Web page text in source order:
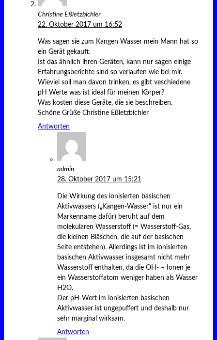
Christine Eßletzbichler
22. Oktober 2017 um 16:52
Was sagen sie zum Kangen Wasser mein Mann hat so
ein Gerät gekauft.
Ist das ähnlich ihren Geräten, kann nur sagen einige
Erfahrungsberichte sind so verlaufen wie bei mir.
Wieviel soll man davon trinken, es gibt veschiedene
pH Werte was ist ideal für meinen Körper?
Was kosten diese Geräte, die sie beschreiben.
Schöne Grüße Christine Eßletzbichler
Antworten
admin
28. Oktober 2017 um 15:21
Die Wirkung des ionisierten basischen
Aktivwassers („Kangen-Wasser“ ist nur ein
Markenname dafür) beruht auf dem
molekularen Wasserstoff (= Wasserstoff-Gas,
die kleinen Bläschen, die auf der basischen
Seite entstehen). Allerdings ist im ionisierten
basischen Aktivwasser insgesamt nicht mehr
Wasserstoff enthalten, da die OH- – Ionen je
ein Wasserstoffatom weniger haben als Wasser
H2O.
Der pH-Wert im ionisierten basischen
Aktivwasser ist ungepuffert und deshalb nur
sehr marginal wirksam.
Antworten